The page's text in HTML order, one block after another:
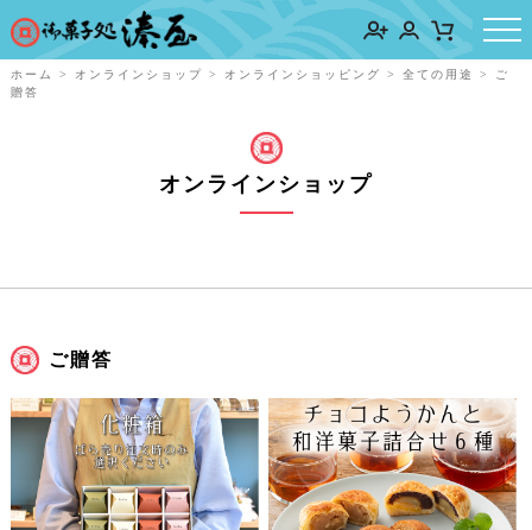
ホーム > オンラインショップ > オンラインショッピング > 全ての用途 >
ご
贈答
オンラインショップ
ご贈答